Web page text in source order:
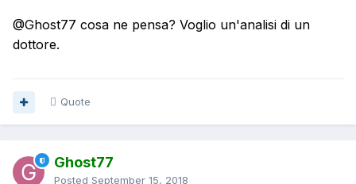
@Ghost77 cosa ne pensa? Voglio un'analisi di un
dottore.
Quote
Ghost77
Posted September 15, 2018